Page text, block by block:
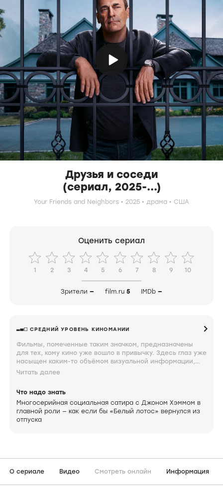
Друзья и соседи
(сериал, 2025-...)
Your Friends and Neighbors 2025 драма США
Оценить сериал
1 2 3 4 5 6 7 8 9 10
Зрители — film.ru 5 IMDb —
СРЕДНИЙ УРОВЕНЬ КИНОМАНИИ
Фильмы, помеченные таким значком, предназначены
для тех, кому кино уже вошло в привычку. Здесь глаз уже
насыщен каким-то объёмом визуальной информации,
мозг неплохо ориентируется в происходящем на экране,
о том, что вы довольно крепко увязли.
Читать далее
Что надо знать
Многосерийная социальная сатира с Джоном Хэммом в
главной роли — как если бы «Белый лотос» вернулся из
отпуска
О сериале Видео Смотреть онлайн Информация